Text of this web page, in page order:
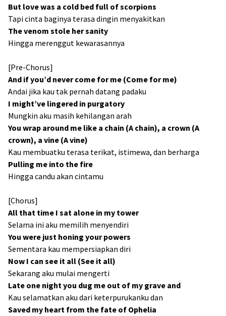
But love was a cold bed full of scorpions
Tapi cinta baginya terasa dingin menyakitkan
The venom stole her sanity
Hingga merenggut kewarasannya
[Pre-Chorus]
And if you’d never come for me (Come for me)
Andai jika kau tak pernah datang padaku
I might’ve lingered in purgatory
Mungkin aku masih kehilangan arah
You wrap around me like a chain (A chain), a crown (A
crown), a vine (A vine)
Kau membuatku terasa terikat, istimewa, dan berharga
Pulling me into the fire
Hingga candu akan cintamu
[Chorus]
All that time I sat alone in my tower
Selama ini aku memilih menyendiri
You were just honing your powers
Sementara kau mempersiapkan diri
Now I can see it all (See it all)
Sekarang aku mulai mengerti
Late one night you dug me out of my grave and
Kau selamatkan aku dari keterpurukanku dan
Saved my heart from the fate of Ophelia